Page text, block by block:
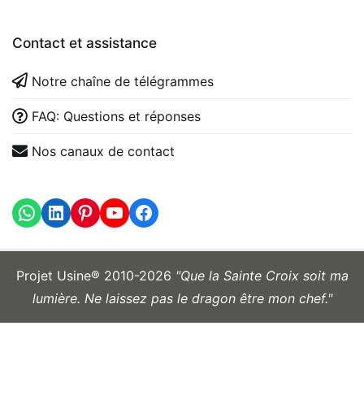
Contact et assistance
Notre chaîne de télégrammes
FAQ: Questions et réponses
Nos canaux de contact
WhatsApp
LinkedInhttps://
Projet Usine® 2010-2026 "Que la Sainte Croix soit ma
lumière. Ne laissez pas le dragon être mon chef."